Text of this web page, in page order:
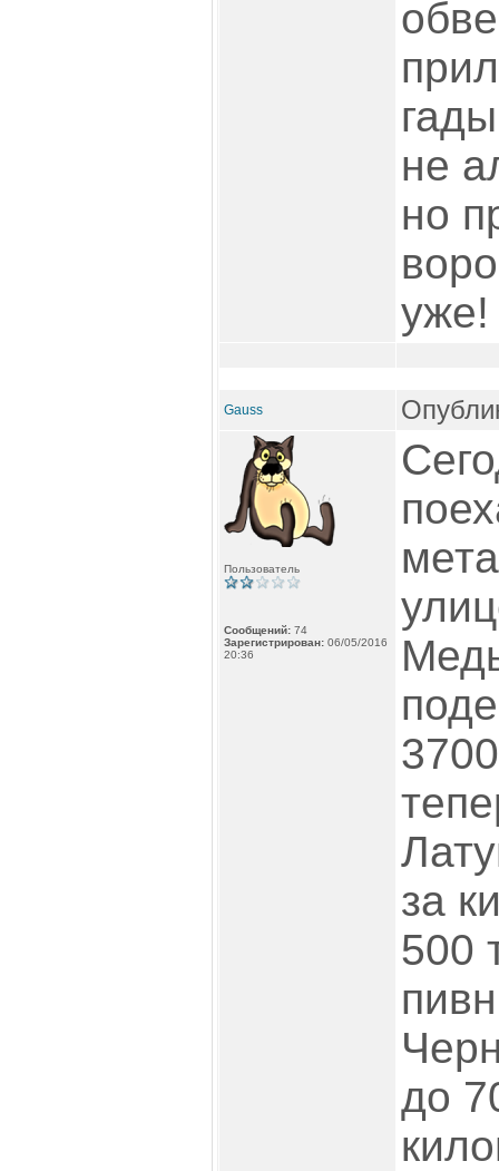
не
но
уже!
Gauss
Пользователь
Сообщений: 74
Зарегистрирован: 06/05/2016
20:36
за
500
до